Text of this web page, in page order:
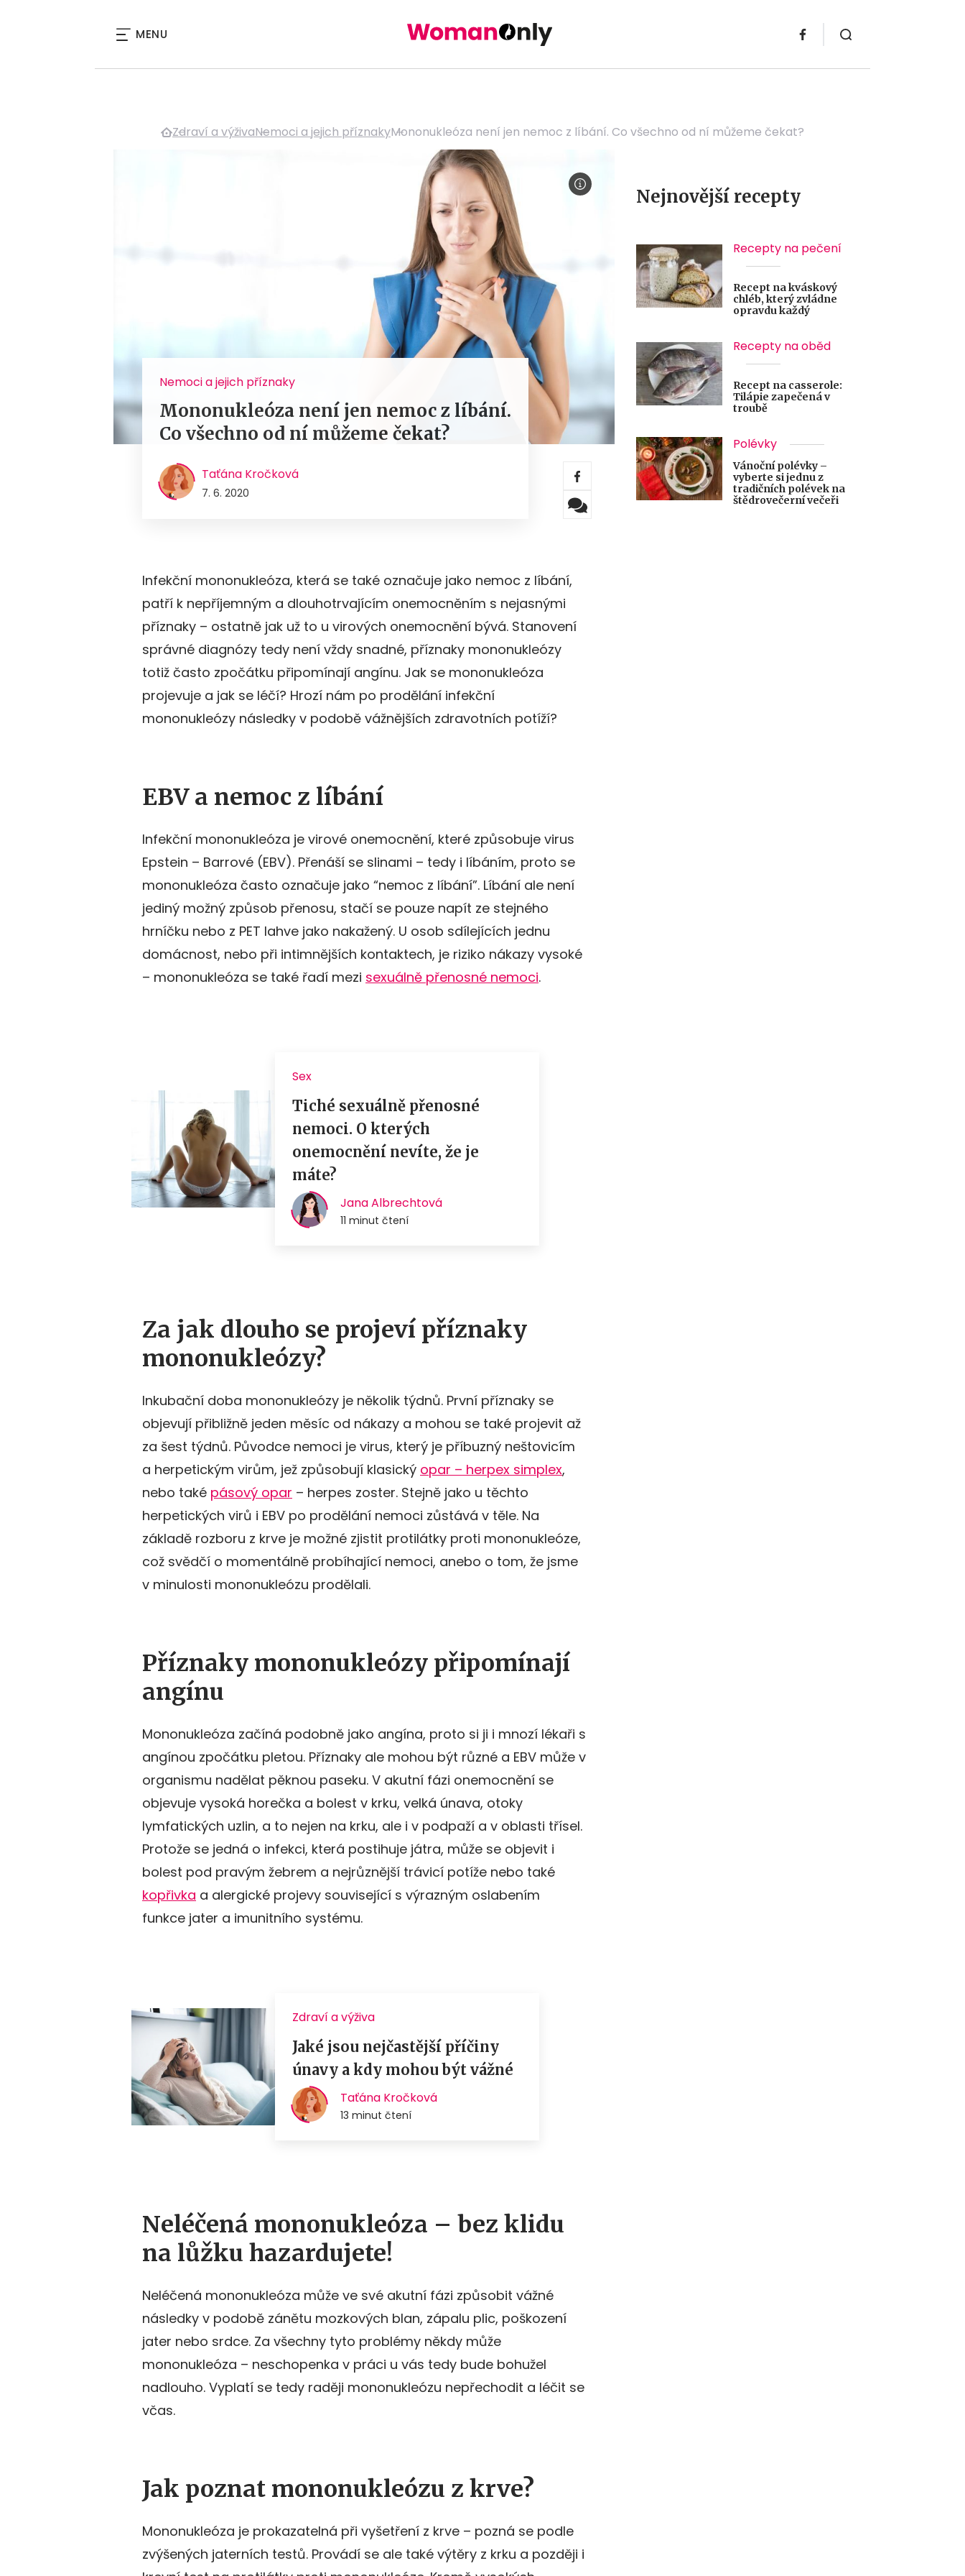
MENU
Zdraví a výživaNemoci a jejich příznakyMononukleóza není jen nemoc z líbání. Co všechno od ní můžeme čekat?
Nemoci a jejich příznaky
Mononukleóza není jen nemoc z líbání.
Co všechno od ní můžeme čekat?
Taťána Kročková
7. 6. 2020
Infekční mononukleóza, která se také označuje jako nemoc z líbání,
patří k nepříjemným a dlouhotrvajícím onemocněním s nejasnými
příznaky – ostatně jak už to u virových onemocnění bývá. Stanovení
správné diagnózy tedy není vždy snadné, příznaky mononukleózy
totiž často zpočátku připomínají angínu. Jak se mononukleóza
projevuje a jak se léčí? Hrozí nám po prodělání infekční
mononukleózy následky v podobě vážnějších zdravotních potíží?
EBV a nemoc z líbání
Infekční mononukleóza je virové onemocnění, které způsobuje virus
Epstein – Barrové (EBV). Přenáší se slinami – tedy i líbáním, proto se
mononukleóza často označuje jako “nemoc z líbání”. Líbání ale není
jediný možný způsob přenosu, stačí se pouze napít ze stejného
hrníčku nebo z PET lahve jako nakažený. U osob sdílejících jednu
domácnost, nebo při intimnějších kontaktech, je riziko nákazy vysoké
– mononukleóza se také řadí mezi sexuálně přenosné nemoci.
Za jak dlouho se projeví příznaky
mononukleózy?
Inkubační doba mononukleózy je několik týdnů. První příznaky se
objevují přibližně jeden měsíc od nákazy a mohou se také projevit až
za šest týdnů. Původce nemoci je virus, který je příbuzný neštovicím
a herpetickým virům, jež způsobují klasický opar – herpex simplex,
nebo také pásový opar – herpes zoster. Stejně jako u těchto
herpetických virů i EBV po prodělání nemoci zůstává v těle. Na
základě rozboru z krve je možné zjistit protilátky proti mononukleóze,
což svědčí o momentálně probíhající nemoci, anebo o tom, že jsme
v minulosti mononukleózu prodělali.
Příznaky mononukleózy připomínají
angínu
Mononukleóza začíná podobně jako angína, proto si ji i mnozí lékaři s
angínou zpočátku pletou. Příznaky ale mohou být různé a EBV může v
organismu nadělat pěknou paseku. V akutní fázi onemocnění se
objevuje vysoká horečka a bolest v krku, velká únava, otoky
lymfatických uzlin, a to nejen na krku, ale i v podpaží a v oblasti třísel.
Protože se jedná o infekci, která postihuje játra, může se objevit i
bolest pod pravým žebrem a nejrůznější trávicí potíže nebo také
kopřivka a alergické projevy související s výrazným oslabením
funkce jater a imunitního systému.
Neléčená mononukleóza – bez klidu
na lůžku hazardujete!
Neléčená mononukleóza může ve své akutní fázi způsobit vážné
následky v podobě zánětu mozkových blan, zápalu plic, poškození
jater nebo srdce. Za všechny tyto problémy někdy může
mononukleóza – neschopenka v práci u vás tedy bude bohužel
nadlouho. Vyplatí se tedy raději mononukleózu nepřechodit a léčit se
včas.
Jak poznat mononukleózu z krve?
Mononukleóza je prokazatelná při vyšetření z krve – pozná se podle
zvýšených jaterních testů. Provádí se ale také výtěry z krku a později i
Nejnovější recepty
Recepty na pečení
Recept na kváskový
chléb, který zvládne
opravdu každý
Recepty na oběd
Recept na casserole:
Tilápie zapečená v
troubě
Polévky
Vánoční polévky –
vyberte si jednu z
tradičních polévek na
štědrovečerní večeři